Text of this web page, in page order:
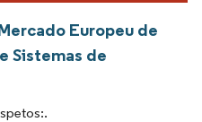
Europeu de
Sistemas de